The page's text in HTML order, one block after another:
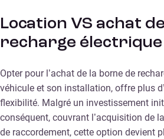
Location VS achat
recharge électrique
Opter pour l’achat de la borne de
véhicule et son installation, offre plus
flexibilité. Malgré un investissement
conséquent, couvrant l’acquisition de
de raccordement, cette option devient